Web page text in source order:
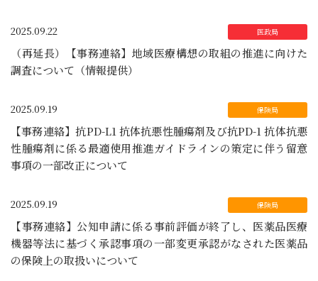
2025.09.22
（再延長）【事務連絡】地域医療構想の取組の推進に向けた
調査について（情報提供）
2025.09.19
【事務連絡】抗PD-L1 抗体抗悪性腫瘍剤及び抗PD-1 抗体抗悪
性腫瘍剤に係る最適使用推進ガイドラインの策定に伴う留意
事項の一部改正について
2025.09.19
【事務連絡】公知申請に係る事前評価が終了し、医薬品医療
機器等法に基づく承認事項の一部変更承認がなされた医薬品
の保険上の取扱いについて